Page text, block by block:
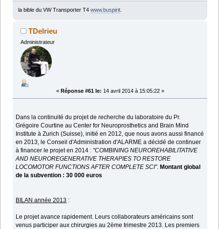
la bible du VW Transporter T4 www.buspirit.
TDelrieu
Administrateur
« Réponse #61 le: 14 avril 2014 à 15:05:22 »
Dans la continuité du projet de recherche du laboratoire du Pr.
Grégoire Courtine au Center for Neuroprosthetics and Brain Mind
Institute à Zurich (Suisse), initié en 2012, que nous avons aussi financé
en 2013, le Conseil d'Administration d'ALARME a décidé de continuer
à financer le projet en 2014 : "COMBINING NEUROREHABILITATIVE
AND NEUROREGENERATIVE THERAPIES TO RESTORE
LOCOMOTOR FUNCTIONS AFTER COMPLETE SCI".Montant global
de la subvention : 30 000 euros
BILAN année 2013 :
Le projet avance rapidement. Leurs collaborateurs américains sont
venus participer aux chirurgies au 2ème trimestre 2013. Les premiers